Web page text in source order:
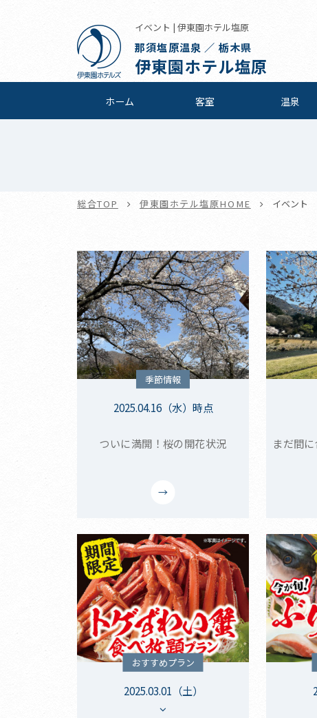
イベント | 伊東園ホテル塩原
那須塩原温泉 ／ 栃木県
伊東園ホテル塩原
ホーム 客室 温泉
総合TOP 伊東園ホテル塩原HOME イベント
季節情報
2025.04.16（水）時点
ついに満開！桜の開花状況
まだ間
おすすめプラン
2025.03.01（土）